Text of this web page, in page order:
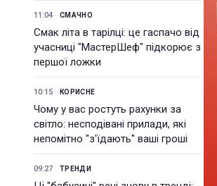
11:04 СМАЧНО
Смак літа в тарілці: це гаспачо від
учасниці "МастерШеф" підкорює з
першої ложки
10:15 КОРИСНЕ
Чому у вас ростуть рахунки за
світло: несподівані прилади, які
непомітно "з'їдають" ваші гроші
09:27 ТРЕНДИ